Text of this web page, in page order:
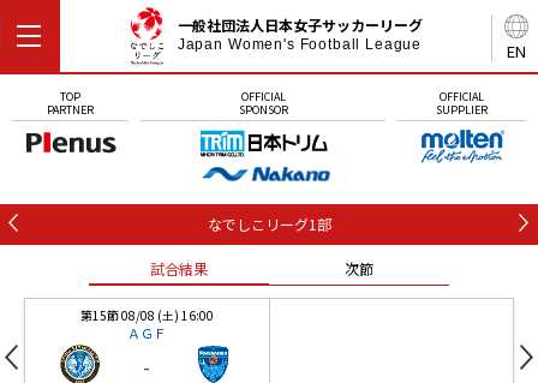
EN
一般社団法人日本女子サッカーリーグ
Japan Women's Football League
TOP
PARTNER
OFFICIAL
SPONSOR
OFFICIAL
SUPPLIER
なでしこリーグ1部
試合結果 次節
第15節 08/08 (土) 16:00
ＡＧＦ
-